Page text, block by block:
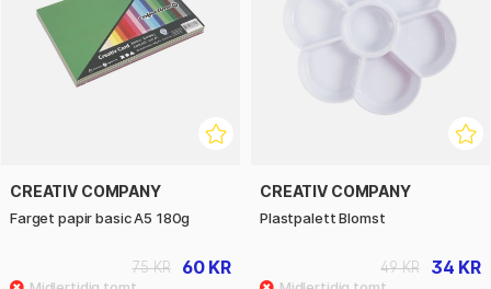
CREATIV COMPANY
Farget papir basic A5 180g
60 KR
75 KR
CREATIV COMPANY
Plastpalett Blomst
34 KR
49 KR